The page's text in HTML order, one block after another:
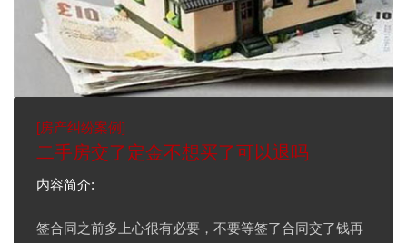
[房产纠纷案例]
二手房交了定金不想买了可以退吗
内容简介:
签合同之前多上心很有必要，不要等签了合同交了钱再